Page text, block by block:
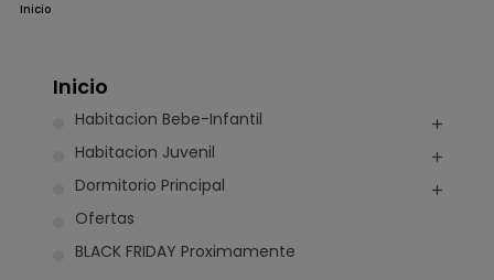
Inicio
Inicio
Habitacion Bebe-Infantil
Habitacion Juvenil
Dormitorio Principal
Ofertas
BLACK FRIDAY Proximamente